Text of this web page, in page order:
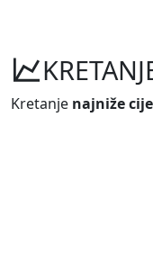
Kretanje najniže